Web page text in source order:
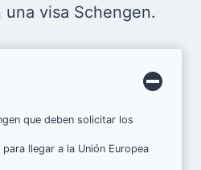
visa Schengen.
que deben solicitar los
llegar a la Unión Europea